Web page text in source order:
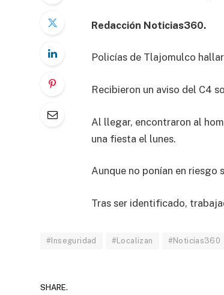
Redacción Noticias360.
Policías de Tlajomulco
Recibieron un aviso del C4
Al llegar, encontraron al
una fiesta el lunes.
Aunque no ponían en riesgo
Tras ser identificado,
#Inseguridad #Localizan #Noticias360
SHARE.